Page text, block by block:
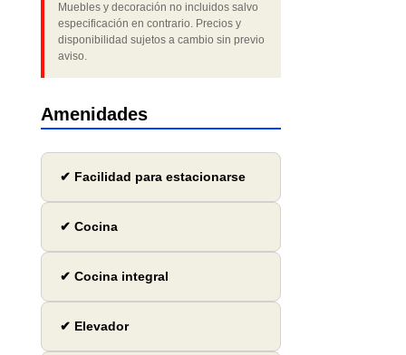
Muebles y decoración no incluidos salvo
especificación en contrario. Precios y
disponibilidad sujetos a cambio sin previo
aviso.
Amenidades
✔ Facilidad para estacionarse
✔ Cocina
✔ Cocina integral
✔ Elevador